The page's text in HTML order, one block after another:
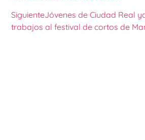
SiguienteJóvenes de Ciudad Real
trabajos al festival de cortos de